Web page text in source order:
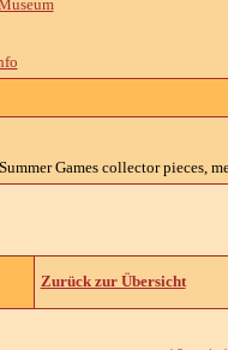
Games collector pieces,
Zurück zur Übersicht